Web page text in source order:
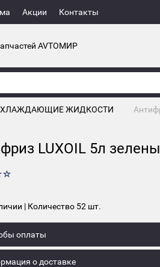
Акции Контакты
AVTOМИР
ЖИДКОСТИ
LUXOIL 5л
| Количество 52 шт.
оплаты
о доставке